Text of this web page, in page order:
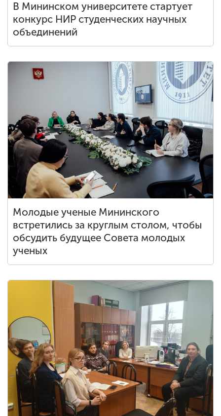
В Мининском университете стартует
конкурс НИР студенческих научных
объединений
Молодые ученые Мининского
встретились за круглым столом, чтобы
обсудить будущее Совета молодых
ученых